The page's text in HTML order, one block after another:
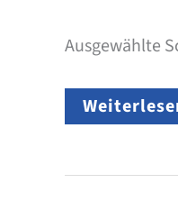
Ausgewählte
Wie
viel
steckt